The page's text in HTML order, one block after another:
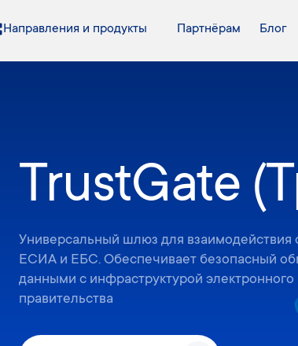
Направления и продукты Партнёрам Блог
TrustGate
Универсальный шлюз для
ЕСИА и ЕБС. Обеспечивает безопасный
данными с инфраструктурой электронного
правительства